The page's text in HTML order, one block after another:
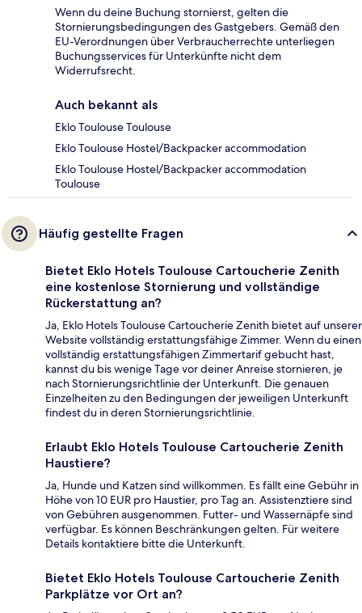
Wenn du deine Buchung stornierst, gelten die
Stornierungsbedingungen des Gastgebers. Gemäß den
EU-Verordnungen über Verbraucherrechte unterliegen
Buchungsservices für Unterkünfte nicht dem
Widerrufsrecht.
Auch bekannt als
Eklo Toulouse Toulouse
Eklo Toulouse Hostel/Backpacker accommodation
Eklo Toulouse Hostel/Backpacker accommodation
Toulouse
Häufig gestellte Fragen
Bietet Eklo Hotels Toulouse Cartoucherie Zenith
eine kostenlose Stornierung und vollständige
Rückerstattung an?
Ja, Eklo Hotels Toulouse Cartoucherie Zenith bietet auf unserer
Website vollständig erstattungsfähige Zimmer. Wenn du einen
vollständig erstattungsfähigen Zimmertarif gebucht hast,
kannst du bis wenige Tage vor deiner Anreise stornieren, je
nach Stornierungsrichtlinie der Unterkunft. Die genauen
Einzelheiten zu den Bedingungen der jeweiligen Unterkunft
findest du in deren Stornierungsrichtlinie.
Erlaubt Eklo Hotels Toulouse Cartoucherie Zenith
Haustiere?
Ja, Hunde und Katzen sind willkommen. Es fällt eine Gebühr in
Höhe von 10 EUR pro Haustier, pro Tag an. Assistenztiere sind
von Gebühren ausgenommen. Futter- und Wassernäpfe sind
verfügbar. Es können Beschränkungen gelten. Für weitere
Details kontaktiere bitte die Unterkunft.
Bietet Eklo Hotels Toulouse Cartoucherie Zenith
Parkplätze vor Ort an?